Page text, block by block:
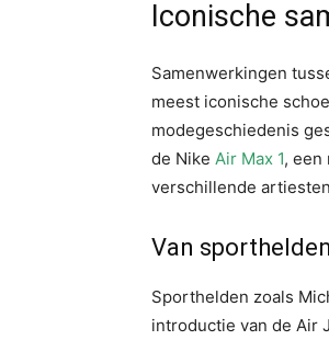
Iconische
Samenwerkingen
meest iconische
modegeschiedenis
de Nike Air Max 1, een
verschillende
Van
Sporthelden zoals
introductie van de Air